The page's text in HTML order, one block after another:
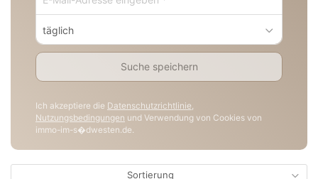
täglich
Suche speichern
Ich akzeptiere die Datenschutzrichtlinie,
Nutzungsbedingungen und Verwendung von Cookies von
immo-im-s�dwesten.de.
Sortierung